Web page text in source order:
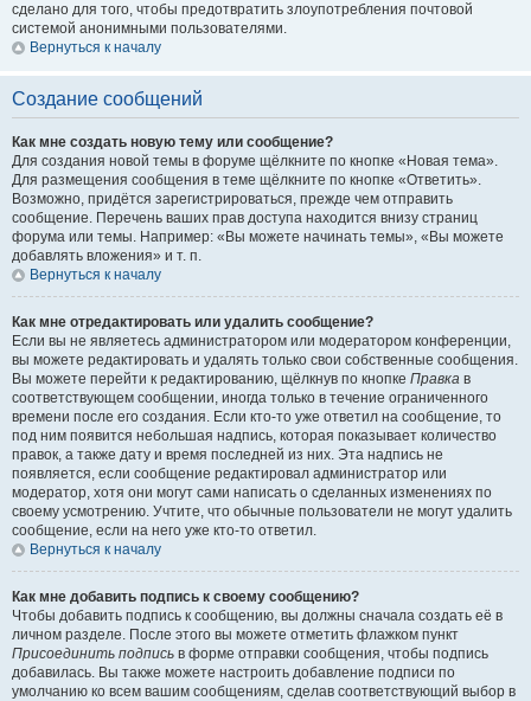
сделано для того, чтобы предотвратить злоупотребления почтовой
системой анонимными пользователями.
Вернуться к началу
Создание сообщений
Как мне создать новую тему или сообщение?
Для создания новой темы в форуме щёлкните по кнопке «Новая тема».
Для размещения сообщения в теме щёлкните по кнопке «Ответить».
Возможно, придётся зарегистрироваться, прежде чем отправить
сообщение. Перечень ваших прав доступа находится внизу страниц
форума или темы. Например: «Вы можете начинать темы», «Вы можете
добавлять вложения» и т. п.
Вернуться к началу
Как мне отредактировать или удалить сообщение?
Если вы не являетесь администратором или модератором конференции,
вы можете редактировать и удалять только свои собственные сообщения.
Вы можете перейти к редактированию, щёлкнув по кнопке Правка в
соответствующем сообщении, иногда только в течение ограниченного
времени после его создания. Если кто-то уже ответил на сообщение, то
под ним появится небольшая надпись, которая показывает количество
правок, а также дату и время последней из них. Эта надпись не
появляется, если сообщение редактировал администратор или
модератор, хотя они могут сами написать о сделанных изменениях по
своему усмотрению. Учтите, что обычные пользователи не могут удалить
сообщение, если на него уже кто-то ответил.
Вернуться к началу
Как мне добавить подпись к своему сообщению?
Чтобы добавить подпись к сообщению, вы должны сначала создать её в
личном разделе. После этого вы можете отметить флажком пункт
Присоединить подпись в форме отправки сообщения, чтобы подпись
добавилась. Вы также можете настроить добавление подписи по
умолчанию ко всем вашим сообщениям, сделав соответствующий выбор в